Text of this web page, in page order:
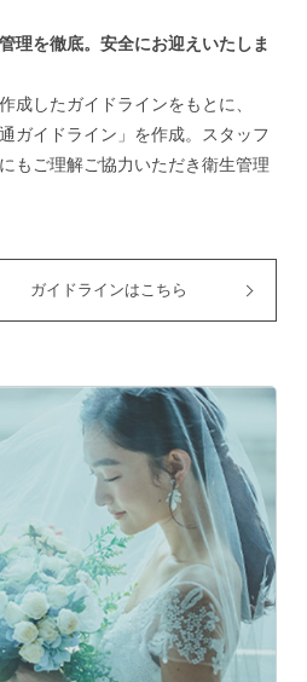
理を徹底。安全にお迎えいたしま
成したガイドラインをもとに、
ガイドライン」を作成。スタッフ
もご理解ご協力いただき衛生管理
ガイドラインはこちら